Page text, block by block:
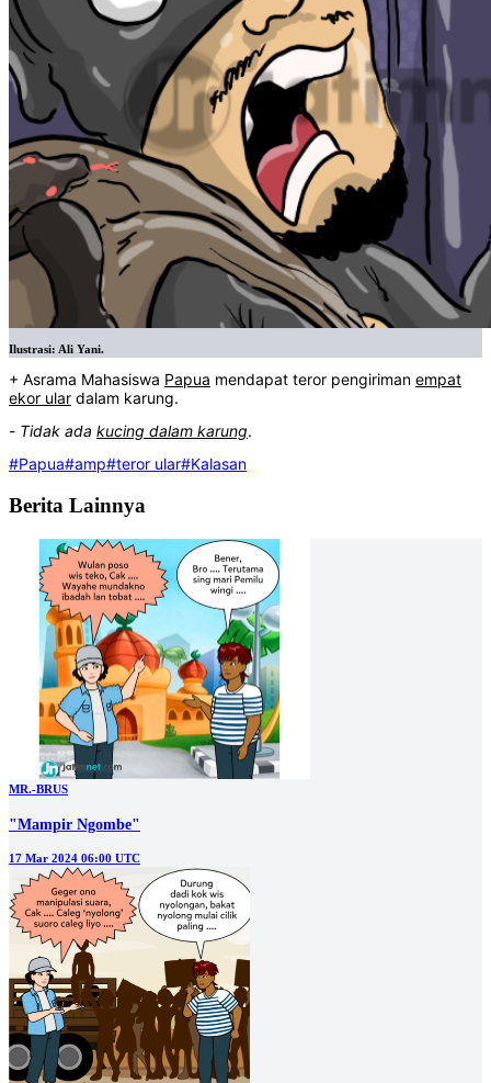
Ilustrasi: Ali Yani.
+ Asrama Mahasiswa Papua mendapat teror pengiriman empat
ekor ular dalam karung.
- Tidak ada kucing dalam karung.
#Papua#amp#teror ular#Kalasan
Berita Lainnya
MR.-BRUS
"Mampir Ngombe"
17 Mar 2024 06:00 UTC